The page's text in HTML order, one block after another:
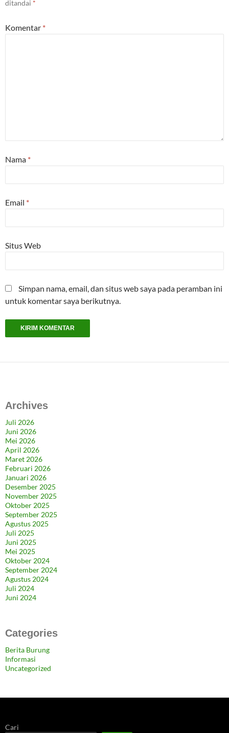
ditandai *
Komentar *
Nama *
Email *
Situs Web
Simpan nama, email, dan situs web saya pada peramban ini
untuk komentar saya berikutnya.
Archives
Juli 2026
Juni 2026
Mei 2026
April 2026
Maret 2026
Februari 2026
Januari 2026
Desember 2025
November 2025
Oktober 2025
September 2025
Agustus 2025
Juli 2025
Juni 2025
Mei 2025
Oktober 2024
September 2024
Agustus 2024
Juli 2024
Juni 2024
Categories
Berita Burung
Informasi
Uncategorized
Cari